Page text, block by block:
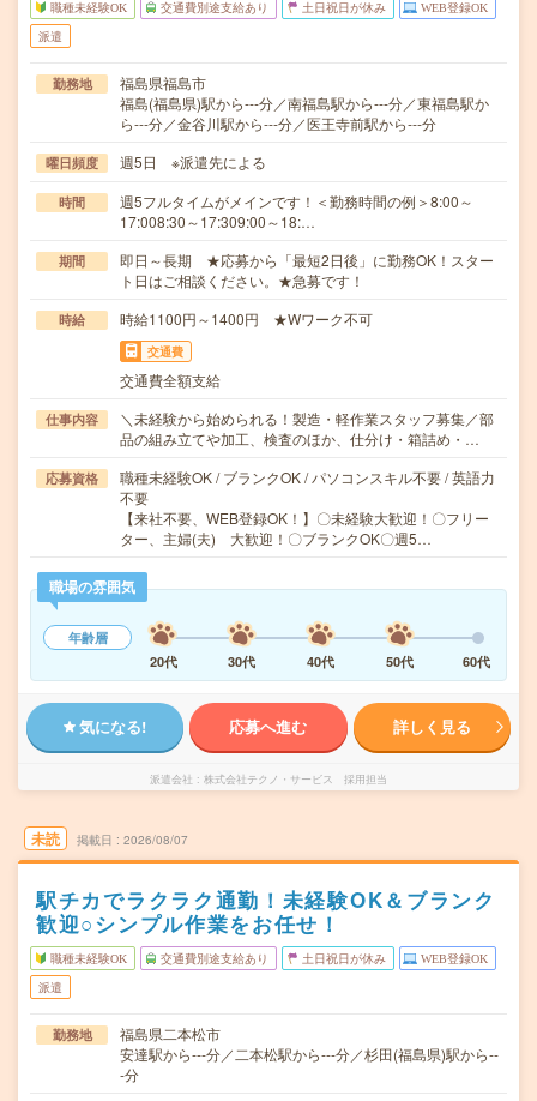
職種未経験OK 交通費別途支給あり 土日祝日が休み WEB登録OK
派遣
勤務地
福島県福島市
福島(福島県)駅から---分／南福島駅から---分／東福島駅か
ら---分／金谷川駅から---分／医王寺前駅から---分
曜日頻度 週5日 ※派遣先による
時間
週5フルタイムがメインです！＜勤務時間の例＞8:00～
17:008:30～17:309:00～18:…
期間
即日～長期 ★応募から「最短2日後」に勤務OK！スター
ト日はご相談ください。★急募です！
時給 時給1100円～1400円 ★Wワーク不可
交通費
交通費全額支給
仕事内容
＼未経験から始められる！製造・軽作業スタッフ募集／部
品の組み立てや加工、検査のほか、仕分け・箱詰め・…
応募資格
職種未経験OK / ブランクOK / パソコンスキル不要 / 英語力
不要
【来社不要、WEB登録OK！】〇未経験大歓迎！〇フリー
ター、主婦(夫) 大歓迎！〇ブランクOK〇週5…
職場の雰囲気
年齢層
20代
30代 40代 50代 60代
気になる! 応募へ進む 詳しく見る
派遣会社 株式会社テクノ・サービス 採用担当
未読 掲載日 2026/08/07
駅チカでラクラク通勤！未経験OK＆ブランク
歓迎○シンプル作業をお任せ！
職種未経験OK 交通費別途支給あり 土日祝日が休み WEB登録OK
派遣
勤務地
福島県二本松市
安達駅から---分／二本松駅から---分／杉田(福島県)駅から--
-分